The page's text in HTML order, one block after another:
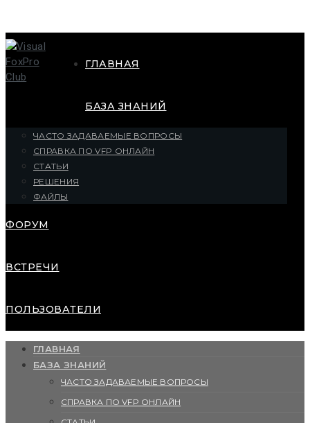
ГЛАВНАЯ
БАЗА ЗНАНИЙ
ЧАСТО ЗАДАВАЕМЫЕ ВОПРОСЫ
СПРАВКА ПО VFP ОНЛАЙН
СТАТЬИ
РЕШЕНИЯ
ФАЙЛЫ
ФОРУМ
ВСТРЕЧИ
ПОЛЬЗОВАТЕЛИ
ГЛАВНАЯ
БАЗА ЗНАНИЙ
ЧАСТО ЗАДАВАЕМЫЕ ВОПРОСЫ
СПРАВКА ПО VFP ОНЛАЙН